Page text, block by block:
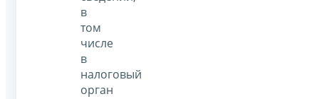
в
том
числе
в
налоговый
орган